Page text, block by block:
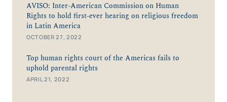
AVISO: Inter-American Commission on Human
Rights to hold first-ever hearing on religious freedom
in Latin America
OCTOBER 27, 2022
Top human rights court of the Americas fails to
uphold parental rights
APRIL 21, 2022